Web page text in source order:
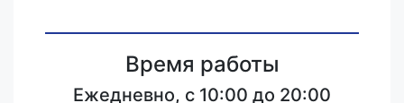
Время работы
Ежедневно, с 10:00 до 20:00